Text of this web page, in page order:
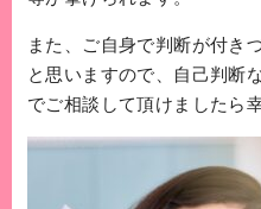
また、ご自身で判断が付き
と思いますので、自己判断
でご相談して頂けましたら